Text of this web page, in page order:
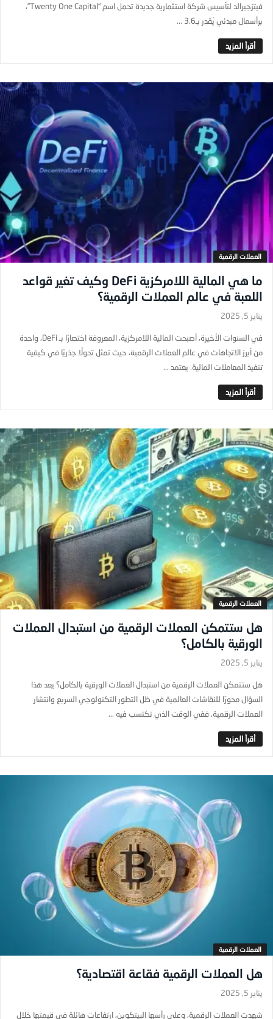
فيتزجيرالد لتأسيس شركة استثمارية جديدة تحمل اسم “Twenty One Capital”،
برأسمال مبدئي يُقدر بـ3.6 ...
العملات الرقمية
ما هي المالية اللامركزية DeFi وكيف تغير قواعد
اللعبة في عالم العملات الرقمية؟
يناير 5, 2025
في السنوات الأخيرة، أصبحت المالية اللامركزية، المعروفة اختصارًا بـ DeFi، واحدة
من أبرز الاتجاهات في عالم العملات الرقمية، حيث تمثل تحولًا جذريًا في كيفية
تنفيذ المعاملات المالية. يعتمد ...
العملات الرقمية
هل ستتمكن العملات الرقمية من استبدال العملات
الورقية بالكامل؟
يناير 5, 2025
هل ستتمكن العملات الرقمية من استبدال العملات الورقية بالكامل؟ يعد هذا
السؤال محورًا للنقاشات العالمية في ظل التطور التكنولوجي السريع وانتشار
العملات الرقمية. ففي الوقت الذي تكتسب فيه ...
العملات الرقمية
هل العملات الرقمية فقاعة اقتصادية؟
يناير 5, 2025
شهدت العملات الرقمية، وعلى رأسها البيتكوين، ارتفاعات هائلة في قيمتها خلال